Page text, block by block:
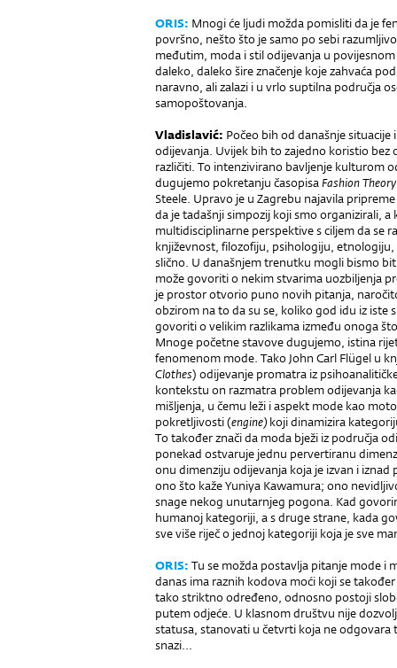
ORIS: Mnogi će ljudi možda pomisliti da je
površno, nešto što je samo po sebi
međutim, moda i stil odijevanja u
daleko, daleko šire značenje koje zahvaća
naravno, ali zalazi i u vrlo suptilna područja
samopoštovanja.
Vladislavić: Počeo bih od današnje
odijevanja. Uvijek bih to zajedno koristio bez
različiti. To intenzivirano bavljenje kulturom
dugujemo pokretanju časopisa Fashion Theory
Steele. Upravo je u Zagrebu najavila
da je tadašnji simpozij koji smo organizirali, a
multidisciplinarne perspektive s ciljem da se
književnost, filozofiju, psihologiju,
slično. U današnjem trenutku mogli bismo
može govoriti o nekim stvarima uozbiljenja
je prostor otvorio puno novih pitanja,
obzirom na to da su se, koliko god idu iz
govoriti o velikim razlikama između onoga
Mnoge početne stavove dugujemo, istina
fenomenom mode. Tako John Carl Flügel u
Clothes) odijevanje promatra iz
kontekstu on razmatra problem odijevanja
mišljenja, u čemu leži i aspekt mode kao
pokretljivosti (engine) koji dinamizira
To također znači da moda bježi iz područja
ponekad ostvaruje jednu pervertiranu
onu dimenziju odijevanja koja je izvan i
ono što kaže Yuniya Kawamura; ono
snage nekog unutarnjeg pogona. Kad
humanoj kategoriji, a s druge strane, kada
sve više riječ o jednoj kategoriji koja je sve
ORIS: Tu se možda postavlja pitanje mode i
danas ima raznih kodova moći koji se
tako striktno određeno, odnosno postoji
putem odjeće. U klasnom društvu nije
statusa, stanovati u četvrti koja ne
snazi...